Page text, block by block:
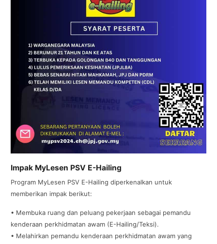
Impak MyLesen PSV E-Hailing
Program MyLesen PSV E-Hailing diperkenalkan untuk
memberikan impak berikut:
• Membuka ruang dan peluang pekerjaan sebagai pemandu
kenderaan perkhidmatan awam (E-Hailing/Teksi).
• Melahirkan pemandu kenderaan perkhidmatan awam yang